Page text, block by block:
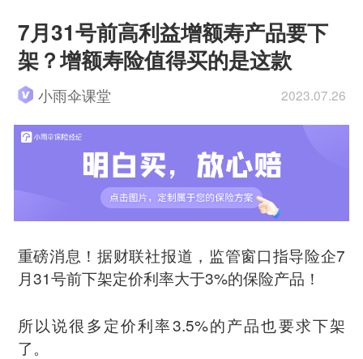
7月31号前高利益增额寿产品要下
架？增额寿险值得买的是这款
小雨伞课堂 2023.07.26
重磅消息！据财联社报道，监管窗口指导险企7
月31号前下架定价利率大于3%的保险产品！
所以说很多定价利率3.5%的产品也要求下架
了。